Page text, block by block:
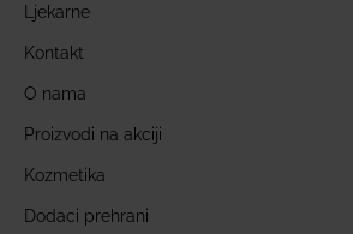
Ljekarne
Kontakt
O nama
Proizvodi na akciji
Kozmetika
Dodaci prehrani